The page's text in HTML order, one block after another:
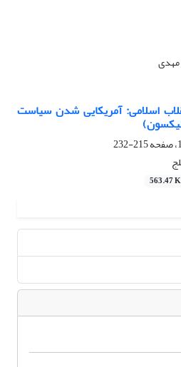
مهدی
اسلامی: آمریکایی شدن سیاست
215-232
563.47 K